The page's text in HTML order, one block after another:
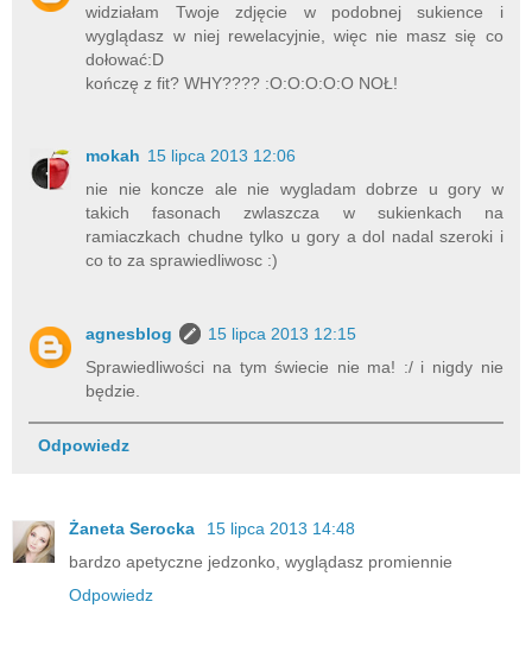
widziałam Twoje zdjęcie w podobnej sukience i
wyglądasz w niej rewelacyjnie, więc nie masz się co
dołować:D
kończę z fit? WHY???? :O:O:O:O:O NOŁ!
mokah 15 lipca 2013 12:06
nie nie koncze ale nie wygladam dobrze u gory w
takich fasonach zwlaszcza w sukienkach na
ramiaczkach chudne tylko u gory a dol nadal szeroki i
co to za sprawiedliwosc :)
agnesblog
15 lipca 2013 12:15
Sprawiedliwości na tym świecie nie ma! :/ i nigdy nie
będzie.
Odpowiedz
Żaneta Serocka
15 lipca 2013 14:48
bardzo apetyczne jedzonko, wyglądasz promiennie
Odpowiedz